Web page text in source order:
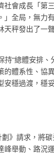
社會成長「第
」全局，無力
天秤發出了一
“總體安排、
的體系性、協
安穩過渡，穩
》請求，將碳
峰舉動、路況